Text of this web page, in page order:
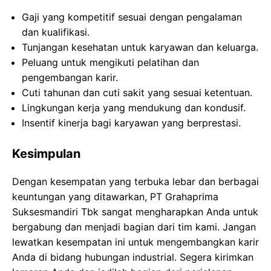
Gaji yang kompetitif sesuai dengan pengalaman
dan kualifikasi.
Tunjangan kesehatan untuk karyawan dan keluarga.
Peluang untuk mengikuti pelatihan dan
pengembangan karir.
Cuti tahunan dan cuti sakit yang sesuai ketentuan.
Lingkungan kerja yang mendukung dan kondusif.
Insentif kinerja bagi karyawan yang berprestasi.
Kesimpulan
Dengan kesempatan yang terbuka lebar dan berbagai
keuntungan yang ditawarkan, PT Grahaprima
Suksesmandiri Tbk sangat mengharapkan Anda untuk
bergabung dan menjadi bagian dari tim kami. Jangan
lewatkan kesempatan ini untuk mengembangkan karir
Anda di bidang hubungan industrial. Segera kirimkan